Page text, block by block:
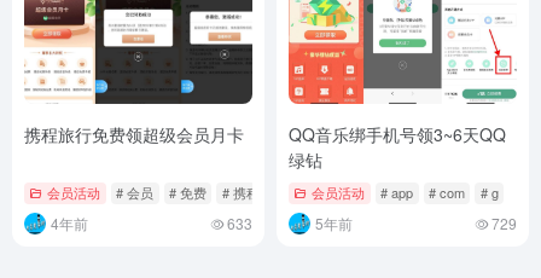
携程旅行免费领超级会员月卡
会员活动 # 会员 # 免费 # 携程
4年前 633
QQ音乐绑手机号领3~6天QQ
绿钻
会员活动 # app # com # g
5年前 729